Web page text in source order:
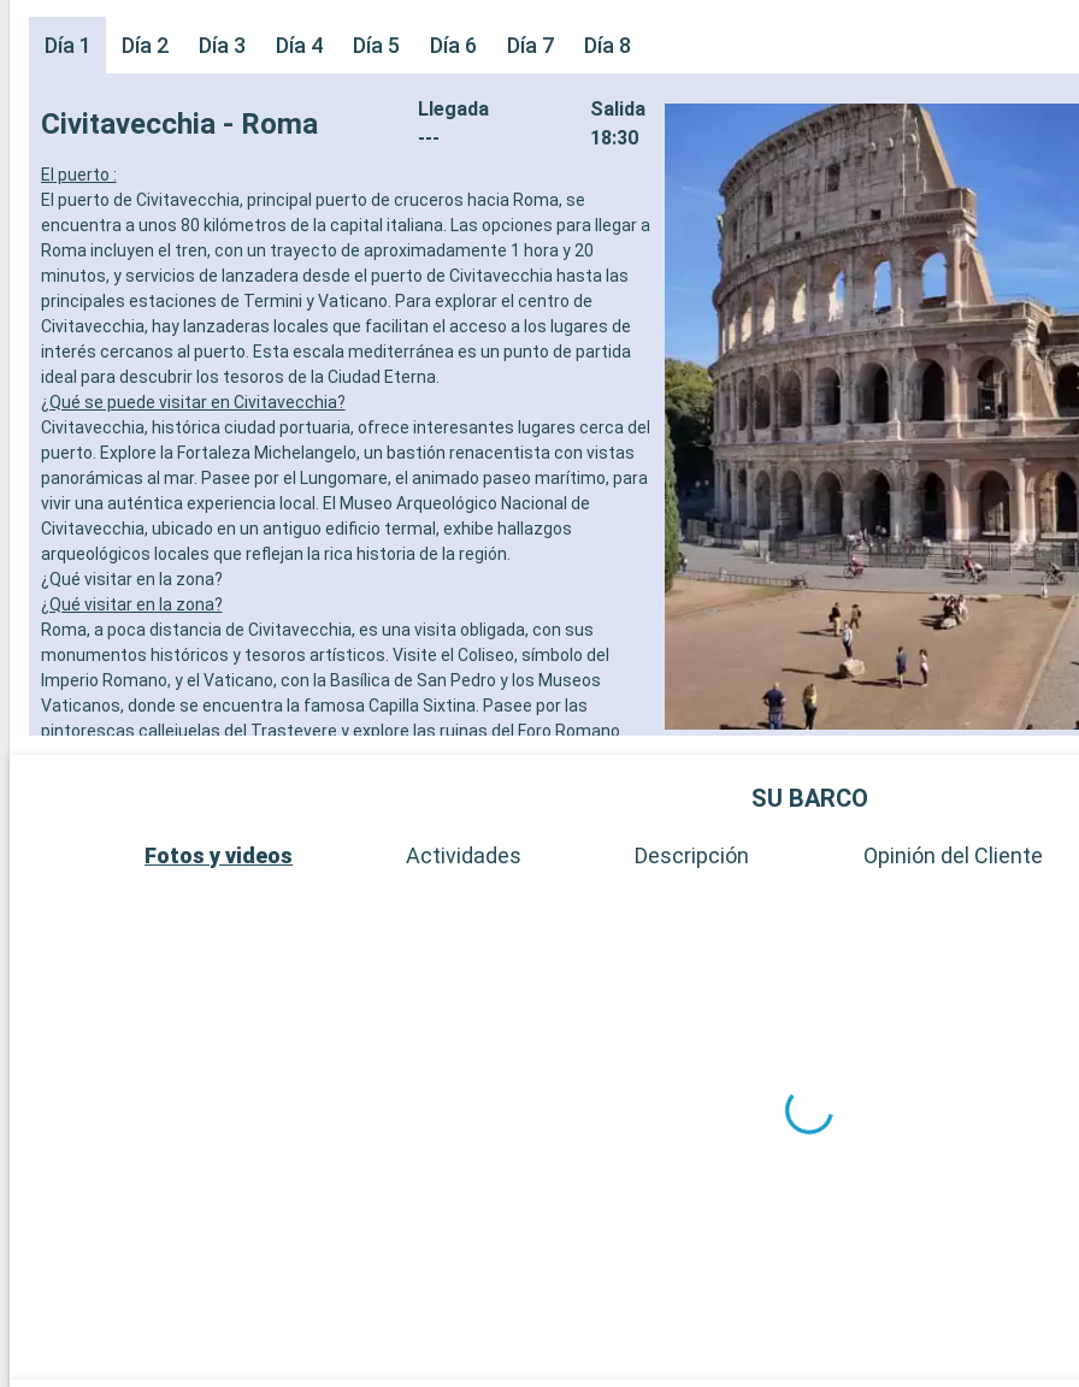
Día 1 Día 2 Día 3 Día 4 Día 5 Día 6 Día 7 Día 8
Civitavecchia - Roma
Llegada
---
Salida
18:30
El puerto :
El puerto de Civitavecchia, principal puerto de cruceros hacia Roma, se
encuentra a unos 80 kilómetros de la capital italiana. Las opciones para llegar a
Roma incluyen el tren, con un trayecto de aproximadamente 1 hora y 20
minutos, y servicios de lanzadera desde el puerto de Civitavecchia hasta las
principales estaciones de Termini y Vaticano. Para explorar el centro de
Civitavecchia, hay lanzaderas locales que facilitan el acceso a los lugares de
interés cercanos al puerto. Esta escala mediterránea es un punto de partida
ideal para descubrir los tesoros de la Ciudad Eterna.
¿Qué se puede visitar en Civitavecchia?
Civitavecchia, histórica ciudad portuaria, ofrece interesantes lugares cerca del
puerto. Explore la Fortaleza Michelangelo, un bastión renacentista con vistas
panorámicas al mar. Pasee por el Lungomare, el animado paseo marítimo, para
vivir una auténtica experiencia local. El Museo Arqueológico Nacional de
Civitavecchia, ubicado en un antiguo edificio termal, exhibe hallazgos
arqueológicos locales que reflejan la rica historia de la región.
¿Qué visitar en la zona?
¿Qué visitar en la zona?
Roma, a poca distancia de Civitavecchia, es una visita obligada, con sus
monumentos históricos y tesoros artísticos. Visite el Coliseo, símbolo del
Imperio Romano, y el Vaticano, con la Basílica de San Pedro y los Museos
Vaticanos, donde se encuentra la famosa Capilla Sixtina. Pasee por las
pintorescas callejuelas del Trastevere y explore las ruinas del Foro Romano.
del diseño de los jardines italianos.
SU BARCO
Fotos y videos Actividades Descripción Opinión del Cliente